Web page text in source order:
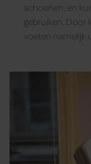
schoenen, en
gebruiken. Door
voeten namelijk